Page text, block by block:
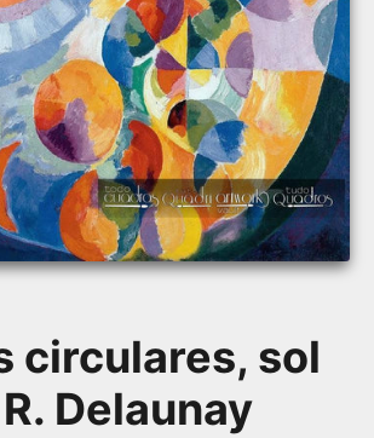
circulares, sol
Delaunay